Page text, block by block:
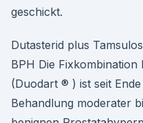
geschickt.
Dutasterid plus
BPH Die Fixkombination
(Duodart ® ) ist seit
Behandlung moderater